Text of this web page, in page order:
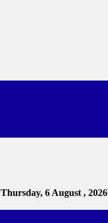
Thursday, 6 August , 2026